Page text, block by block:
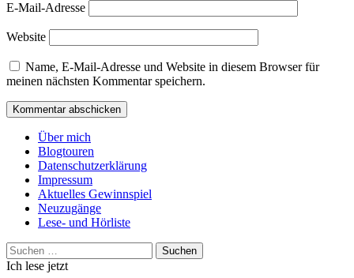
E-Mail-Adresse
Website
Name, E-Mail-Adresse und Website in diesem Browser für
meinen nächsten Kommentar speichern.
Über mich
Blogtouren
Datenschutzerklärung
Impressum
Aktuelles Gewinnspiel
Neuzugänge
Lese- und Hörliste
Suchen
nach:
Ich lese jetzt